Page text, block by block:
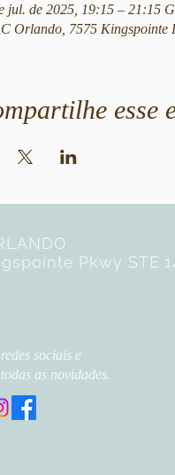
jul. de 2025, 19:15 – 21:15
Orlando, 7575 Kingspointe
esse
Pkwy STE
sociais e
as novidades.